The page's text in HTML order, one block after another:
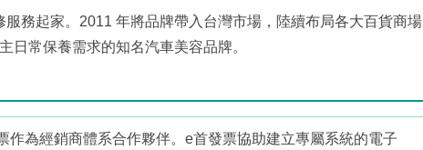
務起家。2011 年將品牌帶入台灣市場，陸續布局各大百貨商場
日常保養需求的知名汽車美容品牌。
為經銷商體系合作夥伴。e首發票協助建立專屬系統的電子